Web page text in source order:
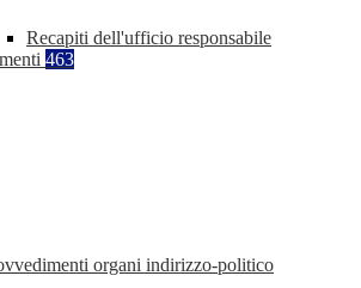
Recapiti dell'ufficio responsabile
463
organi indirizzo-politico